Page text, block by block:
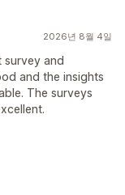
2026년 8월 4일
survey and
and the insights
The surveys